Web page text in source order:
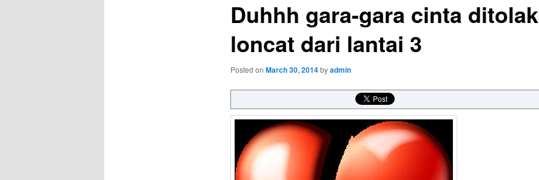
Duhhh gara-gara cinta ditolak
loncat dari lantai 3
Posted on March 30, 2014byadmin